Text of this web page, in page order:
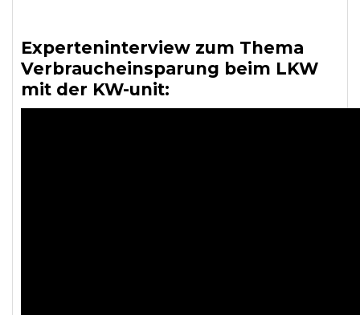
Experteninterview zum Thema
Verbraucheinsparung beim LKW
mit der KW-unit: